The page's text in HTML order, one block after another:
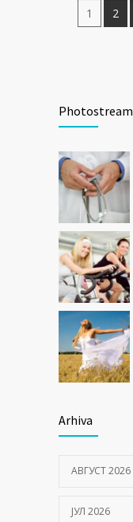
1 2
Photostream
Arhiva
АВГУСТ 2026
ЈУЛ 2026